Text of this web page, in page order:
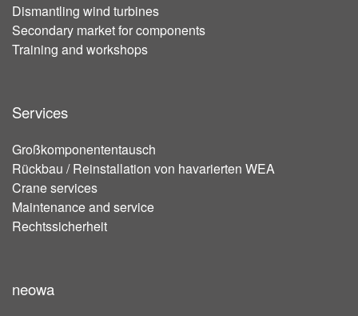
Dismantling wind turbines
Secondary market for components
Training and workshops
Services
Großkomponententausch
Rückbau / Reinstallation von havarierten WEA
Crane services
Maintenance and service
Rechtssicherheit
neowa